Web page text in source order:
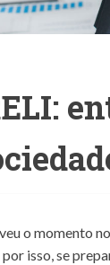
o momento
por isso, se